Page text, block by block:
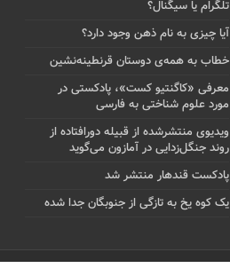
تلگرام یا سیگنال؟
آیا چیزی به نام ذهن وجود دارد؟
خطاب به همه‌ی دوستان قرنطینه‌نشین
معرفی «کاگنتیو کست»، پادکستی در
مورد علوم شناختی به فارسی
ویدیوی منتشرشده از قبیله دورافتاده‌ از
روند جنگل‌زدایی در آمازون می‌گوید
پادکست قندهار منتشر شد
یک کوه یخ به تازگی از جنوبگان جدا شده